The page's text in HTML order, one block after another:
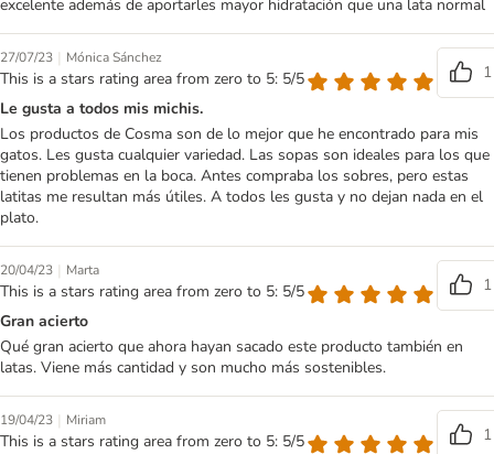
excelente además de aportarles mayor hidratación que una lata normal
27/07/23 | Mónica Sánchez
This is a stars rating area from zero to 5: 5/5
1
Le gusta a todos mis michis.
Los productos de Cosma son de lo mejor que he encontrado para mis
gatos. Les gusta cualquier variedad. Las sopas son ideales para los que
tienen problemas en la boca. Antes compraba los sobres, pero estas
latitas me resultan más útiles. A todos les gusta y no dejan nada en el
plato.
20/04/23 | Marta
This is a stars rating area from zero to 5: 5/5
1
Gran acierto
Qué gran acierto que ahora hayan sacado este producto también en
latas. Viene más cantidad y son mucho más sostenibles.
19/04/23 | Miriam
This is a stars rating area from zero to 5: 5/5 1